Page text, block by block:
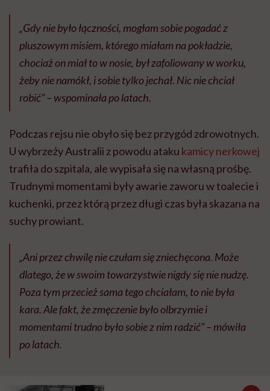
„Gdy nie było łączności, mogłam sobie pogadać z
pluszowym misiem, którego miałam na pokładzie,
chociaż on miał to w nosie, był zafoliowany w worku,
żeby nie namókł, i sobie tylko jechał. Nic nie chciał
robić” – wspominała po latach.
Podczas rejsu nie obyło się bez przygód zdrowotnych.
U wybrzeży Australii z powodu ataku kamicy nerkowej
trafiła do szpitala, ale wypisała się na własną prośbę.
Trudnymi momentami były awarie zaworu w toalecie i
kuchenki, przez którą przez długi czas była skazana na
suchy prowiant.
„Ani przez chwilę nie czułam się zniechęcona. Może
dlatego, że w swoim towarzystwie nigdy się nie nudzę.
Poza tym przecież sama tego chciałam, to nie była
kara. Ale fakt, że zmęczenie było olbrzymie i
momentami trudno było sobie z nim radzić”– mówiła
po latach.